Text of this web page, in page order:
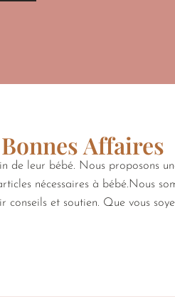
Affaires
de leur bébé. Nous proposons
nécessaires à bébé.Nous
et soutien. Que vous